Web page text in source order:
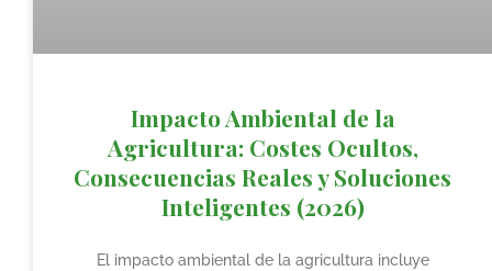
Impacto Ambiental de la
Agricultura: Costes Ocultos,
Consecuencias Reales y Soluciones
Inteligentes (2026)
El impacto ambiental de la agricultura incluye